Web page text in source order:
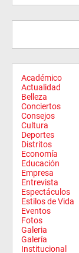
Académico
Actualidad
Belleza
Conciertos
Consejos
Cultura
Deportes
Distritos
Economía
Educación
Empresa
Entrevista
Espectáculos
Estilos de Vida
Eventos
Fotos
Galeria
Galería
Institucional